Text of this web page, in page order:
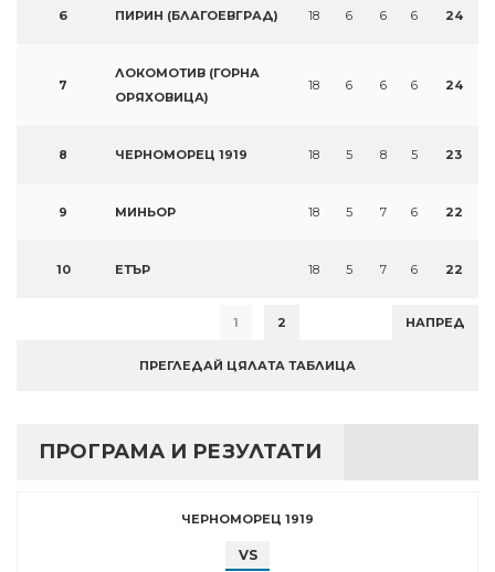
6 ПИРИН (БЛАГОЕВГРАД) 18 6 6 6 24
7
ЛОКОМОТИВ (ГОРНА
ОРЯХОВИЦА)
18 6 6 6 24
8 ЧЕРНОМОРЕЦ 1919 18 5 8 5 23
9 МИНЬОР 18 5 7 6 22
10 ЕТЪР 18 5 7 6 22
1 2 НАПРЕД
ПРЕГЛЕДАЙ ЦЯЛАТА ТАБЛИЦА
ПРОГРАМА И РЕЗУЛТАТИ
ЧЕРНОМОРЕЦ 1919
VS